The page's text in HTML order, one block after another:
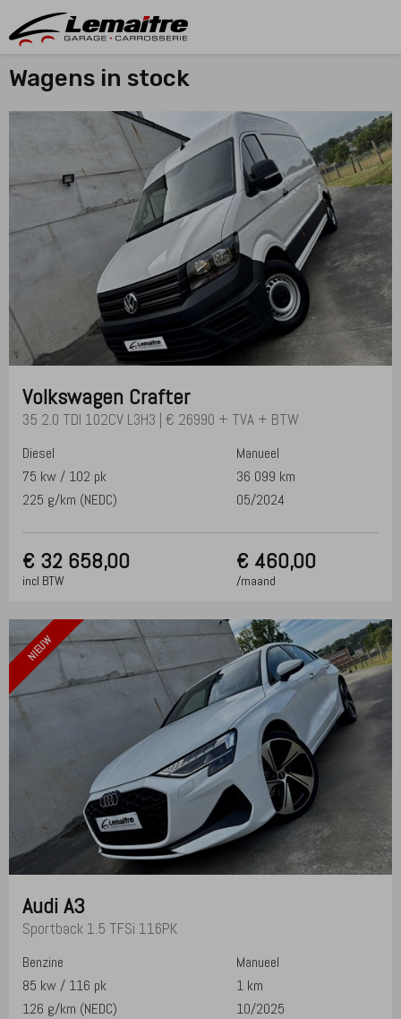
Wagens in stock
Volkswagen Crafter
35 2.0 TDI 102CV L3H3 | € 26990 + TVA + BTW
Diesel
Manueel
75 kw / 102 pk
36 099 km
225 g/km (NEDC)
05/2024
€ 32 658,00
incl BTW
€ 460,00
/maand
NIEUW
Audi A3
Sportback 1.5 TFSi 116PK
Benzine
Manueel
85 kw / 116 pk
1 km
126 g/km (NEDC)
10/2025